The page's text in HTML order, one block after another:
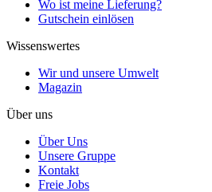
Wo ist meine Lieferung?
Gutschein einlösen
Wissenswertes
Wir und unsere Umwelt
Magazin
Über uns
Über Uns
Unsere Gruppe
Kontakt
Freie Jobs